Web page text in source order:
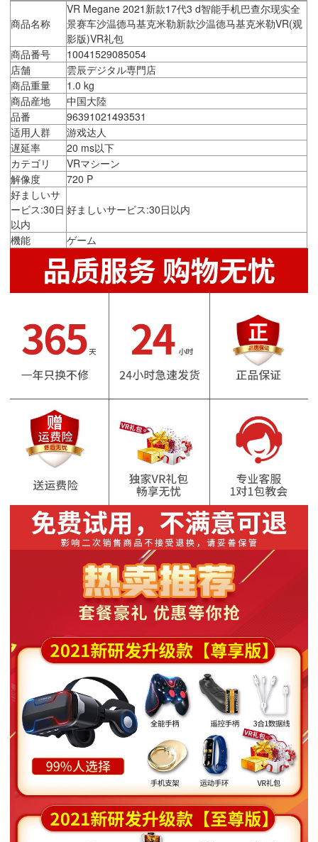
商品名称
VR Megane 2021新款17代3 d智能手机巴查尔现实全
景赛车沙温德马基克米勒新款沙温德马基克米勒VR(观
影版)VR礼包
商品番号
10041529085054
店舗
雲辰デジタル専門店
商品重量
1.0 kg
商品産地
中国大陸
品番
96391021493531
适用人群
游戏达人
遅延率
20 ms以下
カテゴリ
VRマシーン
解像度
720 P
好ましいサ
ービス:30日
以内
好ましいサービス:30日以内
機能 ゲーム